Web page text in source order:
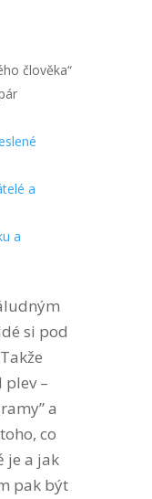
člověka“
a
a
si pod
–
a
co
je a jak
pak být